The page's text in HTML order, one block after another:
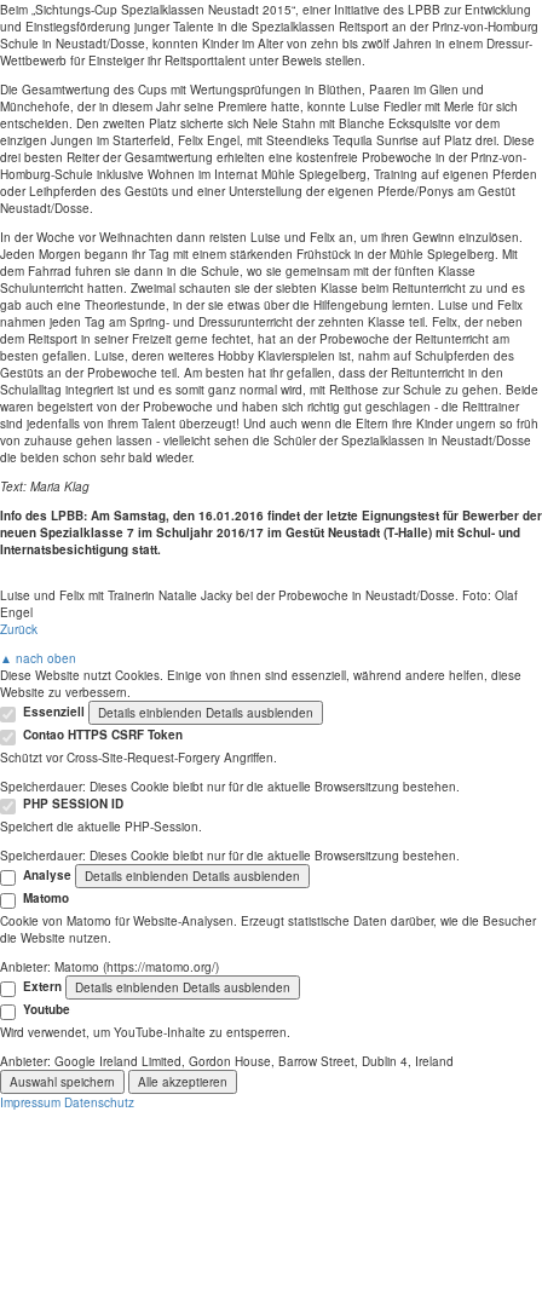
Beim „Sichtungs-Cup Spezialklassen Neustadt 2015“, einer Initiative des LPBB zur Entwicklung
und Einstiegsförderung junger Talente in die Spezialklassen Reitsport an der Prinz-von-Homburg
Schule in Neustadt/Dosse, konnten Kinder im Alter von zehn bis zwölf Jahren in einem Dressur-
Wettbewerb für Einsteiger ihr Reitsporttalent unter Beweis stellen.
Die Gesamtwertung des Cups mit Wertungsprüfungen in Blüthen, Paaren im Glien und
Münchehofe, der in diesem Jahr seine Premiere hatte, konnte Luise Fiedler mit Merle für sich
entscheiden. Den zweiten Platz sicherte sich Nele Stahn mit Blanche Ecksquisite vor dem
einzigen Jungen im Starterfeld, Felix Engel, mit Steendieks Tequila Sunrise auf Platz drei. Diese
drei besten Reiter der Gesamtwertung erhielten eine kostenfreie Probewoche in der Prinz-von-
Homburg-Schule inklusive Wohnen im Internat Mühle Spiegelberg, Training auf eigenen Pferden
oder Leihpferden des Gestüts und einer Unterstellung der eigenen Pferde/Ponys am Gestüt
Neustadt/Dosse.
In der Woche vor Weihnachten dann reisten Luise und Felix an, um ihren Gewinn einzulösen.
Jeden Morgen begann ihr Tag mit einem stärkenden Frühstück in der Mühle Spiegelberg. Mit
dem Fahrrad fuhren sie dann in die Schule, wo sie gemeinsam mit der fünften Klasse
Schulunterricht hatten. Zweimal schauten sie der siebten Klasse beim Reitunterricht zu und es
gab auch eine Theoriestunde, in der sie etwas über die Hilfengebung lernten. Luise und Felix
nahmen jeden Tag am Spring- und Dressurunterricht der zehnten Klasse teil. Felix, der neben
dem Reitsport in seiner Freizeit gerne fechtet, hat an der Probewoche der Reitunterricht am
besten gefallen. Luise, deren weiteres Hobby Klavierspielen ist, nahm auf Schulpferden des
Gestüts an der Probewoche teil. Am besten hat ihr gefallen, dass der Reitunterricht in den
Schulalltag integriert ist und es somit ganz normal wird, mit Reithose zur Schule zu gehen. Beide
waren begeistert von der Probewoche und haben sich richtig gut geschlagen - die Reittrainer
sind jedenfalls von ihrem Talent überzeugt! Und auch wenn die Eltern ihre Kinder ungern so früh
von zuhause gehen lassen - vielleicht sehen die Schüler der Spezialklassen in Neustadt/Dosse
die beiden schon sehr bald wieder.
Text: Maria Klag
Info des LPBB: Am Samstag, den 16.01.2016 findet der letzte Eignungstest für Bewerber der
neuen Spezialklasse 7 im Schuljahr 2016/17 im Gestüt Neustadt (T-Halle) mit Schul- und
Internatsbesichtigung statt.
Luise und Felix mit Trainerin Natalie Jacky bei der Probewoche in Neustadt/Dosse. Foto: Olaf
Engel
Zurück
▲ nach oben
Diese Website nutzt Cookies. Einige von ihnen sind essenziell, während andere helfen, diese
Website zu verbessern.
Essenziell
Details einblenden Details ausblenden
Contao HTTPS CSRF Token
Schützt vor Cross-Site-Request-Forgery Angriffen.
Speicherdauer: Dieses Cookie bleibt nur für die aktuelle Browsersitzung bestehen.
PHP SESSION ID
Speichert die aktuelle PHP-Session.
Speicherdauer: Dieses Cookie bleibt nur für die aktuelle Browsersitzung bestehen.
Analyse
Details einblenden Details ausblenden
Matomo
Cookie von Matomo für Website-Analysen. Erzeugt statistische Daten darüber, wie die Besucher
die Website nutzen.
Anbieter: Matomo (https://matomo.org/)
Extern
Details einblenden Details ausblenden
Youtube
Wird verwendet, um YouTube-Inhalte zu entsperren.
Anbieter: Google Ireland Limited, Gordon House, Barrow Street, Dublin 4, Ireland
Auswahl speichern
Alle akzeptieren
Impressum Datenschutz